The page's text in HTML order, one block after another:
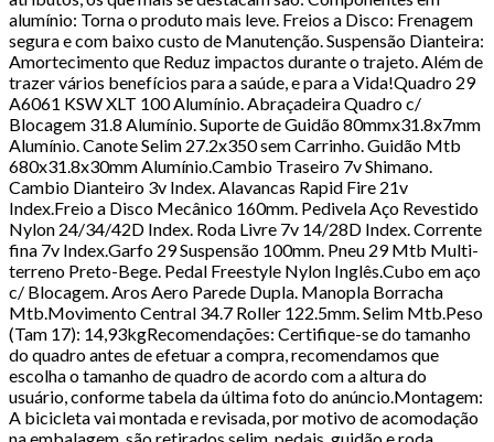
alumínio: Torna o produto mais leve. Freios a Disco: Frenagem
segura e com baixo custo de Manutenção. Suspensão Dianteira:
Amortecimento que Reduz impactos durante o trajeto. Além de
trazer vários benefícios para a saúde, e para a Vida!Quadro 29
A6061 KSW XLT 100 Alumínio. Abraçadeira Quadro c/
Blocagem 31.8 Alumínio. Suporte de Guidão 80mmx31.8x7mm
Alumínio. Canote Selim 27.2x350 sem Carrinho. Guidão Mtb
680x31.8x30mm Alumínio.Cambio Traseiro 7v Shimano.
Cambio Dianteiro 3v Index. Alavancas Rapid Fire 21v
Index.Freio a Disco Mecânico 160mm. Pedivela Aço Revestido
Nylon 24/34/42D Index. Roda Livre 7v 14/28D Index. Corrente
fina 7v Index.Garfo 29 Suspensão 100mm. Pneu 29 Mtb Multi-
terreno Preto-Bege. Pedal Freestyle Nylon Inglês.Cubo em aço
c/ Blocagem. Aros Aero Parede Dupla. Manopla Borracha
Mtb.Movimento Central 34.7 Roller 122.5mm. Selim Mtb.Peso
(Tam 17): 14,93kgRecomendações: Certifique-se do tamanho
do quadro antes de efetuar a compra, recomendamos que
escolha o tamanho de quadro de acordo com a altura do
usuário, conforme tabela da última foto do anúncio.Montagem:
A bicicleta vai montada e revisada, por motivo de acomodação